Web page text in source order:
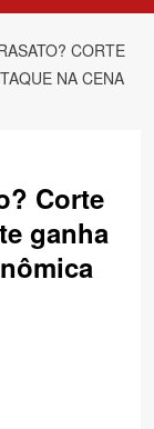
CORTE
NA CENA
Corte
ganha